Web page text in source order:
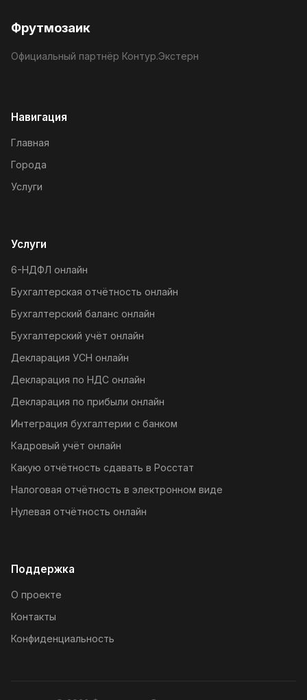
Фрутмозаик
Официальный партнёр Контур.Экстерн
Навигация
Главная
Города
Услуги
Услуги
6-НДФЛ онлайн
Бухгалтерская отчётность онлайн
Бухгалтерский баланс онлайн
Бухгалтерский учёт онлайн
Декларация УСН онлайн
Декларация по НДС онлайн
Декларация по прибыли онлайн
Интеграция бухгалтерии с банком
Кадровый учёт онлайн
Какую отчётность сдавать в Росстат
Налоговая отчётность в электронном виде
Нулевая отчётность онлайн
Поддержка
О проекте
Контакты
Конфиденциальность